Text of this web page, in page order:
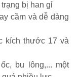
trạng bị han gỉ